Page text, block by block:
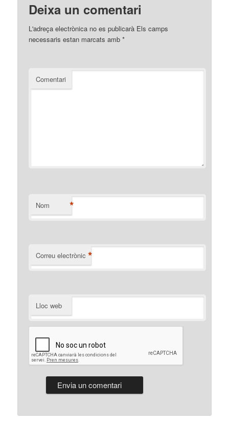
Deixa un comentari
L'adreça electrònica no es publicarà Els camps
necessaris estan marcats amb*
Comentari
Nom *
Correu electrònic *
Lloc web